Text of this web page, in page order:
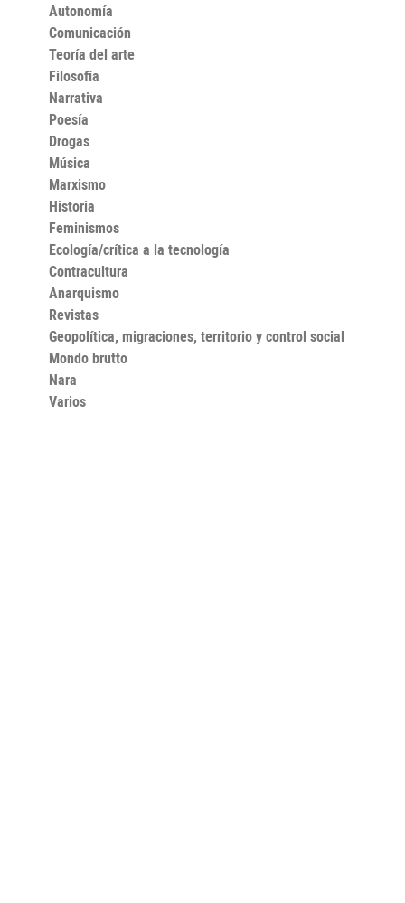
Autonomía
Comunicación
Teoría del arte
Filosofía
Narrativa
Poesía
Drogas
Música
Marxismo
Historia
Feminismos
Ecología/crítica a la tecnología
Contracultura
Anarquismo
Revistas
Geopolítica, migraciones, territorio y control social
Mondo brutto
Nara
Varios